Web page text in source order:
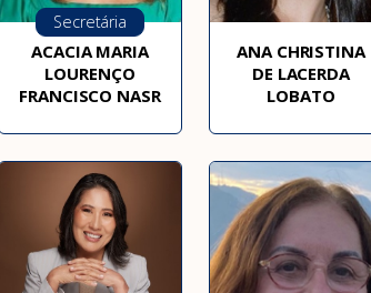
Secretária
ACACIA MARIA
LOURENÇO
FRANCISCO NASR
ANA CHRISTINA
DE LACERDA
LOBATO